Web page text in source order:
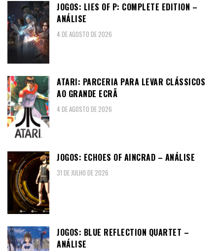
JOGOS: LIES OF P: COMPLETE EDITION –
ANÁLISE
4 DE AGOSTO DE 2026
ATARI: PARCERIA PARA LEVAR CLÁSSICOS
AO GRANDE ECRÃ
4 DE AGOSTO DE 2026
JOGOS: ECHOES OF AINCRAD – ANÁLISE
31 DE JULHO DE 2026
JOGOS: BLUE REFLECTION QUARTET –
ANÁLISE